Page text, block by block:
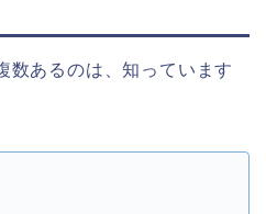
数あるのは、知っています